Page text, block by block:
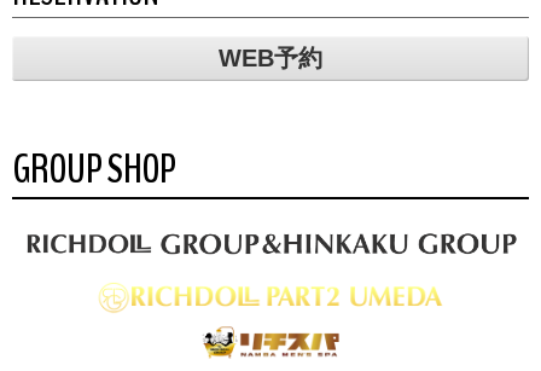
WEB予約
GROUP SHOP